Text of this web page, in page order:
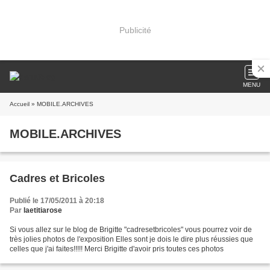
Publicité
MENU
Accueil » MOBILE.ARCHIVES
MOBILE.ARCHIVES
Cadres et Bricoles
Publié le 17/05/2011 à 20:18
Par laetitiarose
Si vous allez sur le blog de Brigitte "cadresetbricoles" vous pourrez voir de
très jolies photos de l'exposition Elles sont je dois le dire plus réussies que
celles que j'ai faites!!!!! Merci Brigitte d'avoir pris toutes ces photos